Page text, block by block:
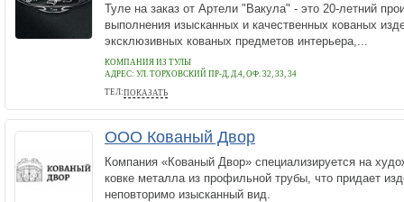
Туле на заказ от Артели "Вакула" - это 20-летний
выполнения изысканных и качественных кованых
эксклюзивных кованых предметов интерьера,...
КОМПАНИЯ ИЗ ТУЛЫ
АДРЕС: УЛ. ТОРХОВСКИЙ ПР-Д, Д.4, ОФ. 32, 33, 34
ТЕЛ:ПОКАЗАТЬ
8(910)945-66-77
ООО Кованый Двор
Компания «Кованый Двор» специализируется на
ковке металла из профильной трубы, что придает
неповторимо изысканный вид.